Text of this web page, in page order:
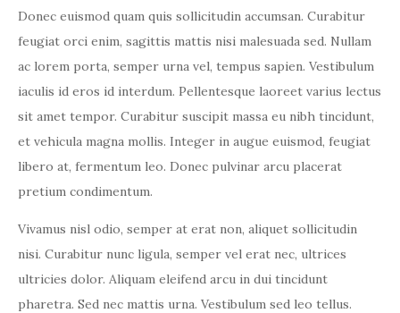
Donec euismod quam quis sollicitudin accumsan. Curabitur
feugiat orci enim, sagittis mattis nisi malesuada sed. Nullam
ac lorem porta, semper urna vel, tempus sapien. Vestibulum
iaculis id eros id interdum. Pellentesque laoreet varius lectus
sit amet tempor. Curabitur suscipit massa eu nibh tincidunt,
et vehicula magna mollis. Integer in augue euismod, feugiat
libero at, fermentum leo. Donec pulvinar arcu placerat
pretium condimentum.
Vivamus nisl odio, semper at erat non, aliquet sollicitudin
nisi. Curabitur nunc ligula, semper vel erat nec, ultrices
ultricies dolor. Aliquam eleifend arcu in dui tincidunt
pharetra. Sed nec mattis urna. Vestibulum sed leo tellus.